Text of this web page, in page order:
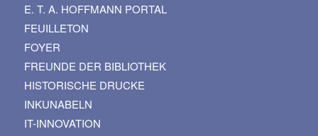
E. T. A. HOFFMANN PORTAL
FEUILLETON
FOYER
FREUNDE DER BIBLIOTHEK
HISTORISCHE DRUCKE
INKUNABELN
IT-INNOVATION